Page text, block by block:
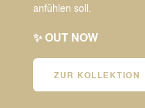
anfühlen soll.
✨ OUT NOW
ZUR KOLLEKTION